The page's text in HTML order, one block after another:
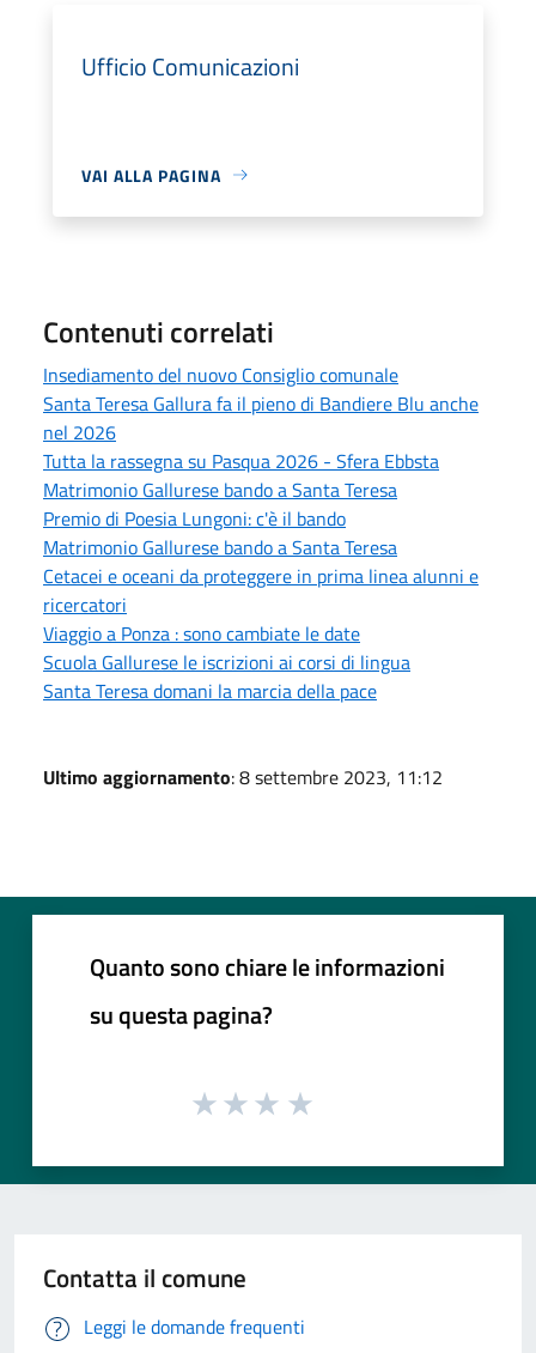
Ufficio Comunicazioni
VAI ALLA PAGINA
Contenuti correlati
Insediamento del nuovo Consiglio comunale
Santa Teresa Gallura fa il pieno di Bandiere Blu anche
nel 2026
Tutta la rassegna su Pasqua 2026 - Sfera Ebbsta
Matrimonio Gallurese bando a Santa Teresa
Premio di Poesia Lungoni: c'è il bando
Matrimonio Gallurese bando a Santa Teresa
Cetacei e oceani da proteggere in prima linea alunni e
ricercatori
Viaggio a Ponza : sono cambiate le date
Scuola Gallurese le iscrizioni ai corsi di lingua
Santa Teresa domani la marcia della pace
Ultimo aggiornamento: 8 settembre 2023, 11:12
Quanto sono chiare le informazioni
su questa pagina?
Contatta il comune
Leggi le domande frequenti